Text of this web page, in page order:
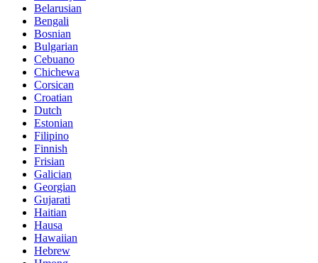
Belarusian
Bengali
Bosnian
Bulgarian
Cebuano
Chichewa
Corsican
Croatian
Dutch
Estonian
Filipino
Finnish
Frisian
Galician
Georgian
Gujarati
Haitian
Hausa
Hawaiian
Hebrew